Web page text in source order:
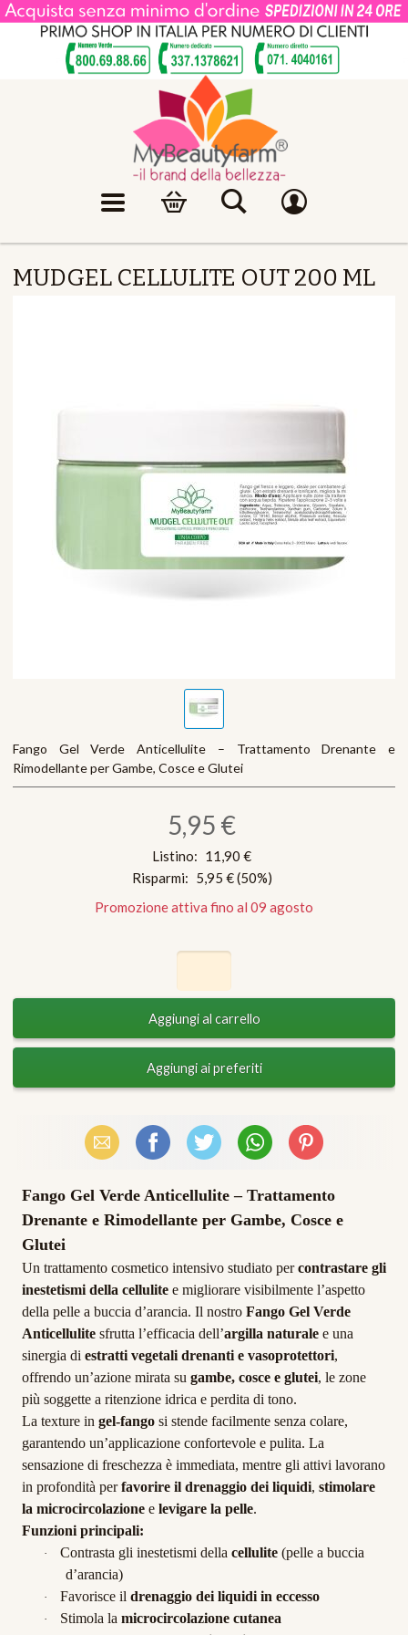
MUDGEL CELLULITE OUT 200 ML
Fango Gel Verde Anticellulite – Trattamento Drenante e
Rimodellante per Gambe, Cosce e Glutei
5,95 €
Listino: 11,90 €
Risparmi: 5,95 €(50%)
Promozione attiva fino al 09 agosto
Email FacebookX (Twitter)WhatsAppPinterest
Fango Gel Verde Anticellulite – Trattamento
Drenante e Rimodellante per Gambe, Cosce e
Glutei
Un trattamento cosmetico intensivo studiato percontrastare gli
inestetismi della cellulite e migliorare visibilmente l’aspetto
della pelle a buccia d’arancia. Il nostro Fango Gel Verde
Anticellulite sfrutta l’efficacia dell’argilla naturale e una
sinergia di estratti vegetali drenanti e vasoprotettori,
offrendo un’azione mirata su gambe, cosce e glutei, le zone
più soggette a ritenzione idrica e perdita di tono.
La texture in gel-fango si stende facilmente senza colare,
garantendo un’applicazione confortevole e pulita. La
sensazione di freschezza è immediata, mentre gli attivi lavorano
in profondità perfavorire il drenaggio dei liquidi, stimolare
la microcircolazione e levigare la pelle.
Funzioni principali:
· Contrasta gli inestetismi della cellulite (pelle a buccia
d’arancia)
· Favorisce il drenaggio dei liquidi in eccesso
· Stimola la microcircolazione cutanea